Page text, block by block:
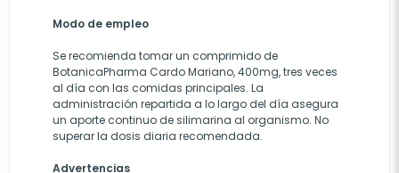
Modo de empleo
Se recomienda tomar un comprimido de
BotanicaPharma Cardo Mariano, 400mg, tres veces
al día con las comidas principales. La
administración repartida a lo largo del día asegura
un aporte continuo de silimarina al organismo. No
superar la dosis diaria recomendada.
Advertencias